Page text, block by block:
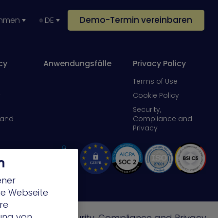
DE Demo-Termin vereinbaren
Anwendungsfälle Privacy Policy
Terms of Use
Cookie Policy
Security,
Compliance and
Privacy
Webseite